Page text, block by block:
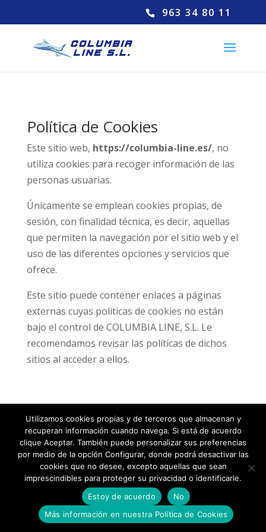
963 34 80 11
Política de Cookies
Este sitio web, https://columbia-line.es/, no
utiliza cookies para recoger información de las
personas usuarias.
Únicamente se emplean cookies propias, de
sesión, con finalidad técnica, es decir, aquellas
que permiten la navegación por el sitio web y el
uso de las diferentes opciones y servicios que
ofrece.
Este sitio puede contener enlaces a páginas
externas cuyas políticas de cookies no están
bajo el control de COLUMBIA LINE, S.L. Le
recomendamos revisar las políticas de dichos
sitios al acceder a ellos.
Aviso legal|Política de privacidad
Utilizamos cookies propias y de terceros que almacenan y
recuperan información cuando navega. Si está de acuerdo
clique Aceptar. También puede personalizar sus preferencias
por medio de la opción Configurar, donde podrá desactivar las
cookies que no desee, excepto aquellas que sean
imprescindibles para proteger su privacidad o identificarle.
Estoy de acuerdo
No
Más información en nuestra Política de Cookies